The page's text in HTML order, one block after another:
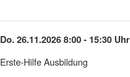
Do. 26.11.2026 8:00 - 15:30 Uhr
Erste-Hilfe Ausbildung